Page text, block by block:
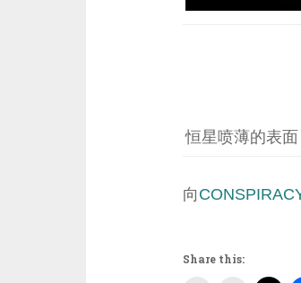
恒星喷薄的表面
向
Share this: